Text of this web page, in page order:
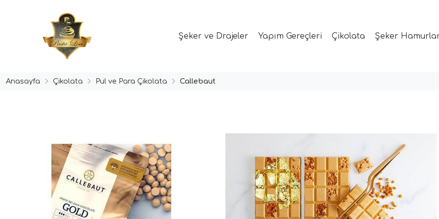
Şeker ve Drajeler Yapım Gereçleri Çikolata Şeker
Anasayfa Çikolata Pul ve Para Çikolata Callebaut